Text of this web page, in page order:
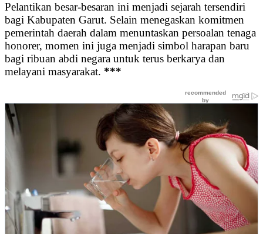
Pelantikan besar-besaran ini menjadi sejarah tersendiri
bagi Kabupaten Garut. Selain menegaskan komitmen
pemerintah daerah dalam menuntaskan persoalan tenaga
honorer, momen ini juga menjadi simbol harapan baru
bagi ribuan abdi negara untuk terus berkarya dan
melayani masyarakat. ***